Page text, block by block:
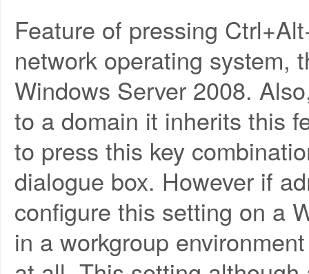
Feature of pressing
network operating system,
Windows Server 2008.
to a domain it inherits this
to press this key
dialogue box. However if
configure this setting on a
in a workgroup